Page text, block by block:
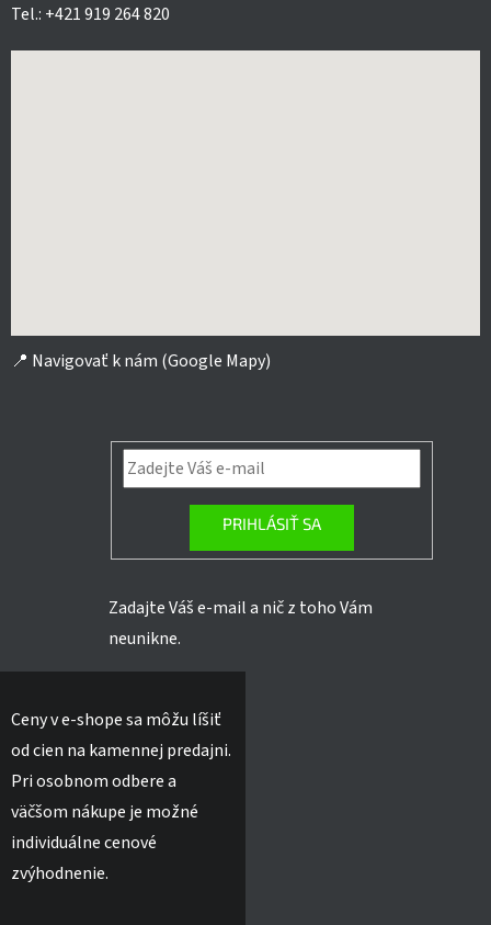
Tel.: +421 919 264 820
📍 Navigovať k nám (Google Mapy)
PRIHLÁSIŤ SA
Zadajte Váš e-mail a nič z toho Vám
neunikne.
Ceny v e-shope sa môžu líšiť
od cien na kamennej predajni.
Pri osobnom odbere a
väčšom nákupe je možné
individuálne cenové
zvýhodnenie.